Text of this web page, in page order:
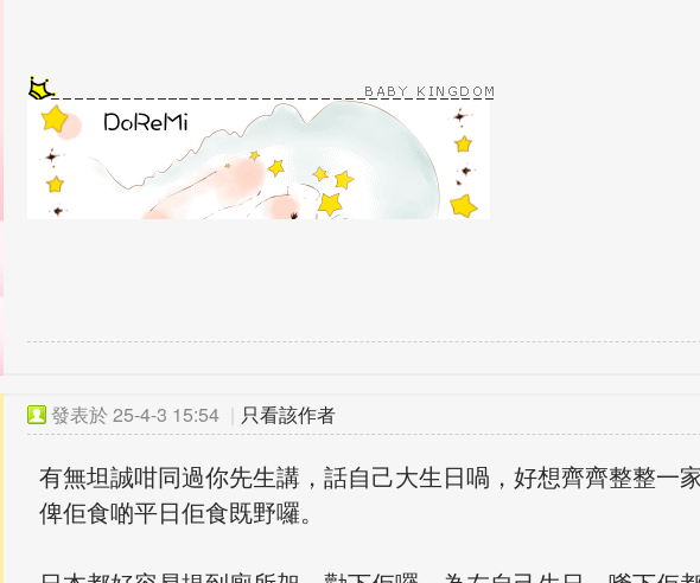
發表於 25-4-3 15:54 | 只看該作者
有無坦誠咁同過你先生講，話自己大生日喎，好想齊齊整整一
俾佢食啲平日佢食既野囉。